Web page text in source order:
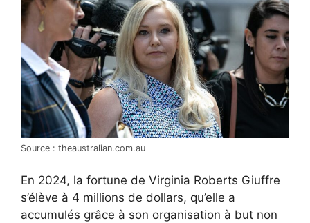
Source : theaustralian.com.au
En 2024, la fortune de Virginia Roberts Giuffre
s’élève à 4 millions de dollars, qu’elle a
accumulés grâce à son organisation à but non